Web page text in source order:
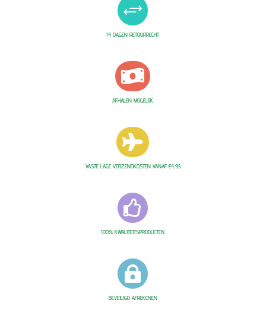
+
14 DAGEN RETOURRECHT

AFHALEN MOGELIJK

VASTE LAGE VERZENDKOSTEN VANAF €4,95

100% KWALITEITSPRODUCTEN

BEVEILIGD AFREKENEN